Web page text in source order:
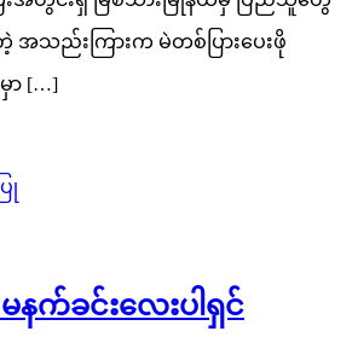
သည်းကြားက မဲတစ်ပြားပေးဖို
[…]
ြု
နက်ခင်းလေးပါရှင်